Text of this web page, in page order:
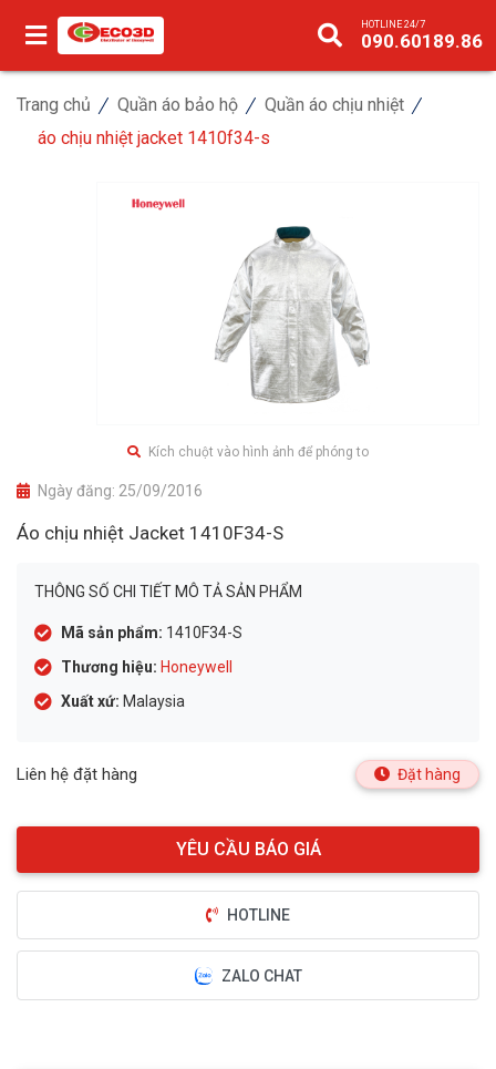
HOTLINE 24/7
090.60189.86
Trang chủ Quần áo bảo hộ
Quần áo chịu nhiệt
áo chịu nhiệt jacket 1410f34-s
Kích chuột vào hình ảnh để phóng to
Ngày đăng: 25/09/2016
Áo chịu nhiệt Jacket 1410F34-S
THÔNG SỐ CHI TIẾT MÔ TẢ SẢN PHẨM
Mã sản phẩm: 1410F34-S
Thương hiệu: Honeywell
Xuất xứ: Malaysia
Liên hệ đặt hàng Đặt hàng
HOTLINE
ZALO CHAT